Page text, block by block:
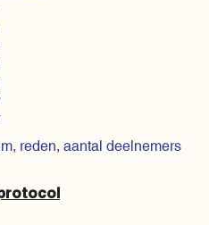
reden, aantal deelnemers